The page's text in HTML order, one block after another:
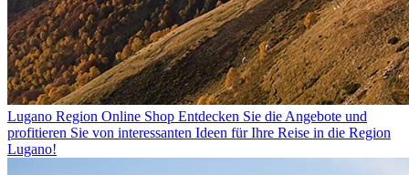
Lugano Region Online Shop Entdecken Sie die Angebote und
profitieren Sie von interessanten Ideen für Ihre Reise in die Region
Lugano!